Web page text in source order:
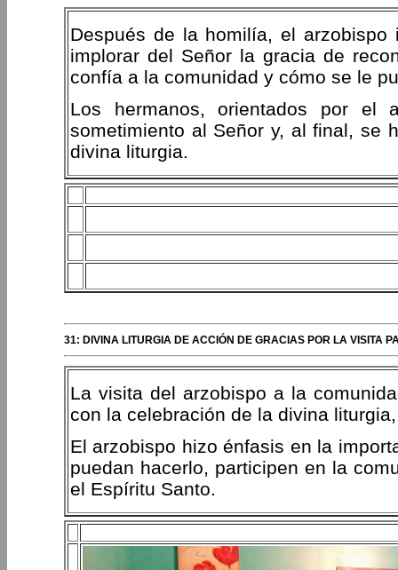
Después de la homilía, el
implorar del Señor la gracia de
confía a la comunidad y cómo se le
Los hermanos, orientados por el
sometimiento al Señor y, al final, se
divina liturgia.
31: DIVINA LITURGIA DE ACCIÓN DE GRACIAS POR LA VISITA
La visita del arzobispo a la
con la celebración de la divina
El arzobispo hizo énfasis en la
puedan hacerlo, participen en la
el Espíritu Santo.